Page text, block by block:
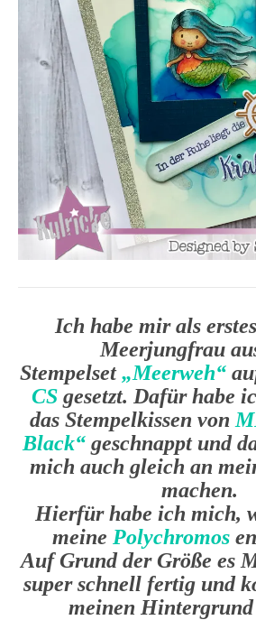
Ich habe mir als
Meerjungfrau
Stempelset„Meerweh“
CSgesetzt. Dafür habe
das Stempelkissen von
Black“geschnappt und
mich auch gleich an
machen.
Hierfür habe ich mich,
meine Polychromos
Auf Grund der Größe es
super schnell fertig und
meinen Hintergrund